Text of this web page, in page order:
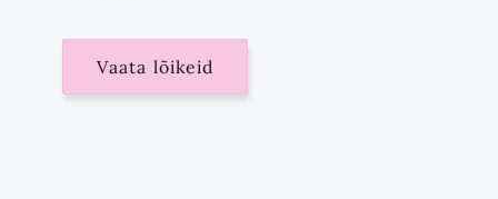
Vaata lõikeid